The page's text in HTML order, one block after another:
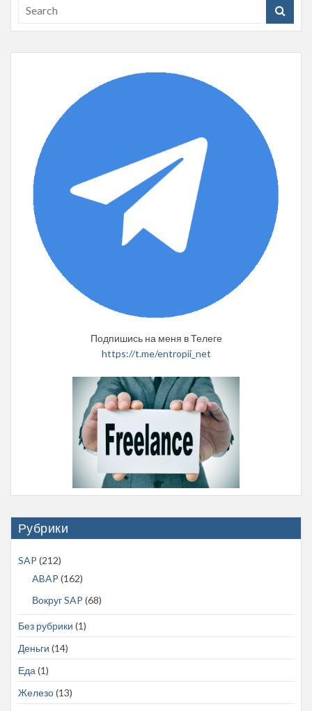
Подпишись на меня в Телеге
https://t.me/entropii_net
Рубрики
SAP (212)
ABAP (162)
Вокруг SAP (68)
Без рубрики (1)
Деньги (14)
Еда(1)
Железо(13)